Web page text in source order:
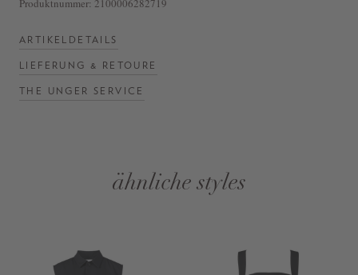
Produktnummer: 2100006282719
ARTIKELDETAILS
LIEFERUNG & RETOURE
THE UNGER SERVICE
ähnliche styles